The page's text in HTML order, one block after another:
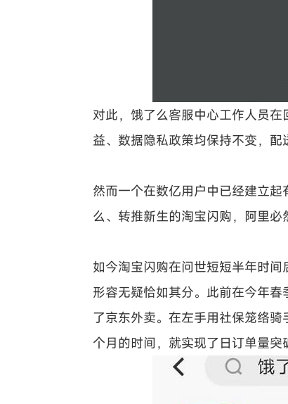
对此，饿了么客服中心工作人员
益、数据隐私政策均保持不变，配
然而一个在数亿用户中已经建立
么、转推新生的淘宝闪购，阿里必
如今淘宝闪购在问世短短半年时
形容无疑恰如其分。此前在今年
了京东外卖。在左手用社保笼络
个月的时间，就实现了日订单量突